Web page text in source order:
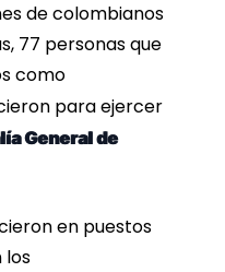
de colombianos
77 personas que
como
para ejercer
General de
en puestos
los